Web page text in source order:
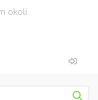
okolí.